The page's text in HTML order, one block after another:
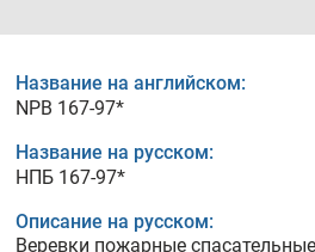
Название на английском:
NPB 167-97*
Название на русском:
НПБ 167-97*
Описание на русском:
Веревки пожарные